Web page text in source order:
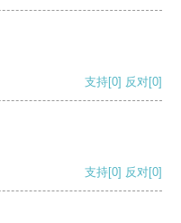
支持[0] 反对[0]
支持[0] 反对[0]